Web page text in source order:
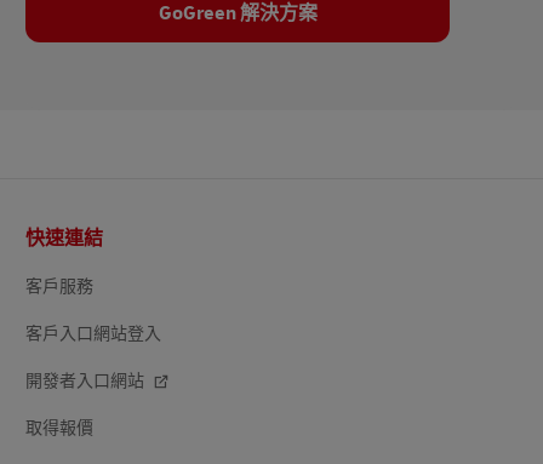
GoGreen 解決方案
頁
尾
快速連結
客戶服務
客戶入口網站登入
開發者入口網站
取得報價